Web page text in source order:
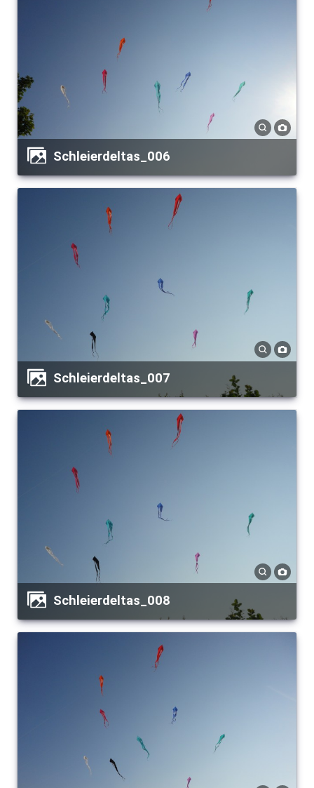
Schleierdeltas_006
Schleierdeltas_007
Schleierdeltas_008